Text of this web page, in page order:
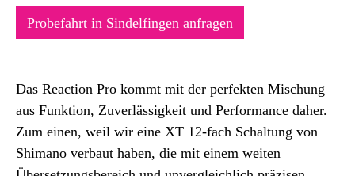
Probefahrt in Sindelfingen anfragen
Das Reaction Pro kommt mit der perfekten Mischung
aus Funktion, Zuverlässigkeit und Performance daher.
Zum einen, weil wir eine XT 12-fach Schaltung von
Shimano verbaut haben, die mit einem weiten